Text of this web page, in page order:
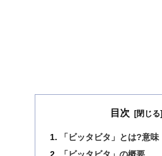
目次
「ビッタビタ」とは?意味